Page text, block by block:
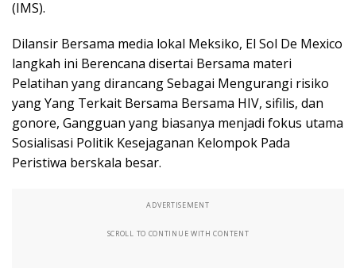
(IMS).
Dilansir Bersama media lokal Meksiko, El Sol De Mexico
langkah ini Berencana disertai Bersama materi
Pelatihan yang dirancang Sebagai Mengurangi risiko
yang Yang Terkait Bersama Bersama HIV, sifilis, dan
gonore, Gangguan yang biasanya menjadi fokus utama
Sosialisasi Politik Kesejaganan Kelompok Pada
Peristiwa berskala besar.
ADVERTISEMENT
SCROLL TO CONTINUE WITH CONTENT